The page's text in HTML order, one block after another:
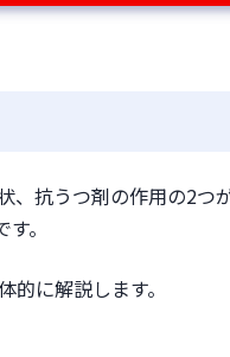
、抗うつ剤の作用の2つ
。
に解説します。